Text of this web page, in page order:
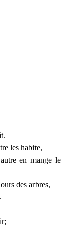
les habite,
en mange le
des arbres,